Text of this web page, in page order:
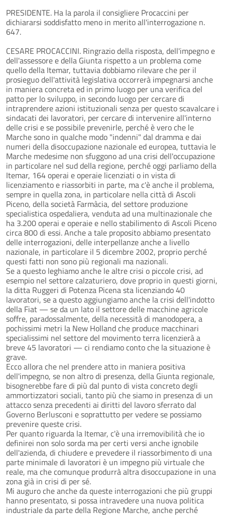
PRESIDENTE. Ha la parola il consigliere Procaccini per
dichiararsi soddisfatto meno in merito all'interrogazione n.
647.
CESARE PROCACCINI. Ringrazio della risposta, dell'impegno e
dell'assessore e della Giunta rispetto a un problema come
quello della Itemar, tuttavia dobbiamo rilevare che per il
prosieguo dell'attività legislativa occorrerà impegnarsi anche
in maniera concreta ed in primo luogo per una verifica del
patto per lo sviluppo, in secondo luogo per cercare di
intraprendere azioni istituzionali senza per questo scavalcare i
sindacati dei lavoratori, per cercare di intervenire all'interno
delle crisi e se possibile prevenirle, perché è vero che le
Marche sono in qualche modo "indenni" dal dramma e dai
numeri della disoccupazione nazionale ed europea, tuttavia le
Marche medesime non sfuggono ad una crisi dell'occupazione
in particolare nel sud della regione, perché oggi parliamo della
Itemar, 164 operai e operaie licenziati o in vista di
licenziamento e riassorbiti in parte, ma c'è anche il problema,
sempre in quella zona, in particolare nella città di Ascoli
Piceno, della società Farmàcia, del settore produzione
specialistica ospedaliera, venduta ad una multinazionale che
ha 3.200 operai e operaie e nello stabilimento di Ascoli Piceno
circa 800 di essi. Anche a tale proposito abbiamo presentato
delle interrogazioni, delle interpellanze anche a livello
nazionale, in particolare il 5 dicembre 2002, proprio perché
questi fatti non sono più regionali ma nazionali.
Se a questo leghiamo anche le altre crisi o piccole crisi, ad
esempio nel settore calzaturiero, dove proprio in questi giorni,
la ditta Ruggeri di Potenza Picena sta licenziando 40
lavoratori, se a questo aggiungiamo anche la crisi dell'indotto
della Fiat — se da un lato il settore delle macchine agricole
soffre, paradossalmente, della necessità di manodopera, a
pochissimi metri la New Holland che produce macchinari
specialissimi nel settore del movimento terra licenzierà a
breve 45 lavoratori — ci rendiamo conto che la situazione è
grave.
Ecco allora che nel prendere atto in maniera positiva
dell'impegno, se non altro di presenza, della Giunta regionale,
bisognerebbe fare di più dal punto di vista concreto degli
ammortizzatori sociali, tanto più che siamo in presenza di un
attacco senza precedenti ai diritti del lavoro sferrato dal
Governo Berlusconi e soprattutto per vedere se possiamo
prevenire queste crisi.
Per quanto riguarda la Itemar, c'è una irremovibilità che io
definirei non solo sorda ma per certi versi anche ignobile
dell'azienda, di chiudere e prevedere il riassorbimento di una
parte minimale di lavoratori è un impegno più virtuale che
reale, ma che comunque produrrà altra disoccupazione in una
zona già in crisi di per sé.
Mi auguro che anche da queste interrogazioni che più gruppi
hanno presentato, si possa intravedere una nuova politica
industriale da parte della Regione Marche, anche perché